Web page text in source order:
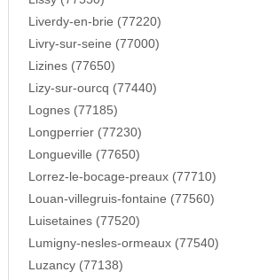
Liverdy-en-brie (77220)
Livry-sur-seine (77000)
Lizines (77650)
Lizy-sur-ourcq (77440)
Lognes (77185)
Longperrier (77230)
Longueville (77650)
Lorrez-le-bocage-preaux (77710)
Louan-villegruis-fontaine (77560)
Luisetaines (77520)
Lumigny-nesles-ormeaux (77540)
Luzancy (77138)